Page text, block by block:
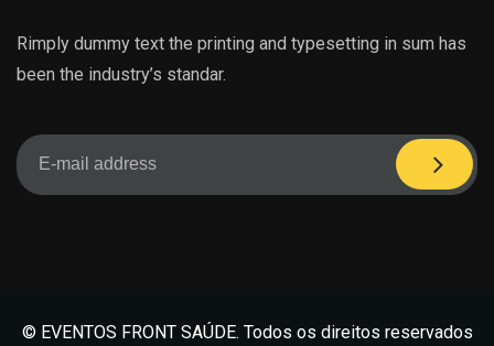
Rimply dummy text the printing and typesetting in sum has
been the industry’s standar.
© EVENTOS FRONT SAÚDE. Todos os direitos reservados